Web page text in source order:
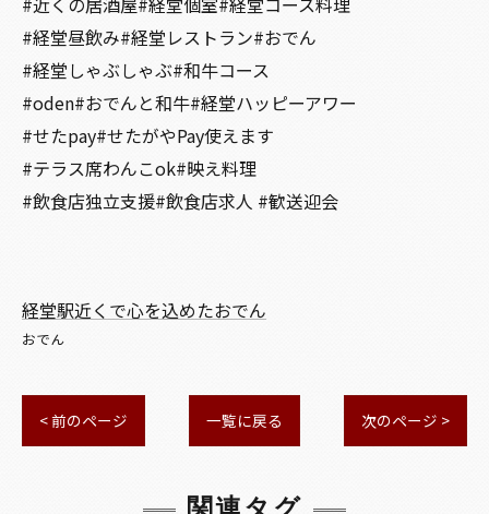
#経堂昼飲み#経堂レストラン#おでん
#経堂しゃぶしゃぶ#和牛コース
#oden#おでんと和牛#経堂ハッピーアワー
#せたpay#せたがやPay使えます
#テラス席わんこok#映え料理
#飲食店独立支援#飲食店求人 #歓送迎会
経堂駅近くで心を込めたおでん
おでん
< 前のページ 一覧に戻る 次のページ >
関連タグ